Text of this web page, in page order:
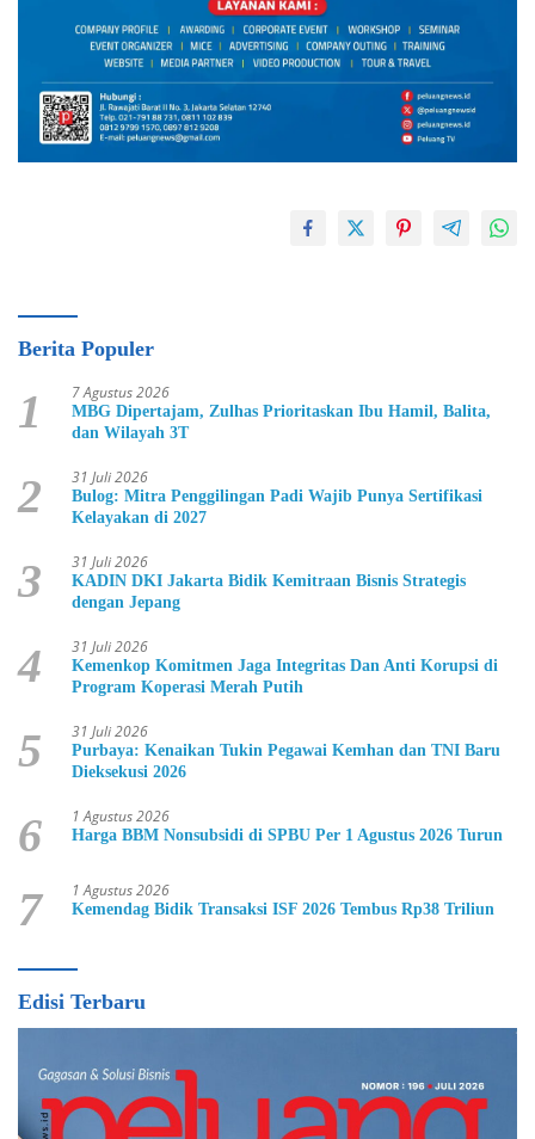
Berita Populer
1 7 Agustus 2026
MBG Dipertajam, Zulhas Prioritaskan Ibu Hamil, Balita,
dan Wilayah 3T
2 31 Juli 2026
Bulog: Mitra Penggilingan Padi Wajib Punya Sertifikasi
Kelayakan di 2027
3 31 Juli 2026
KADIN DKI Jakarta Bidik Kemitraan Bisnis Strategis
dengan Jepang
4 31 Juli 2026
Kemenkop Komitmen Jaga Integritas Dan Anti Korupsi di
Program Koperasi Merah Putih
5 31 Juli 2026
Purbaya: Kenaikan Tukin Pegawai Kemhan dan TNI Baru
Dieksekusi 2026
6 1 Agustus 2026
Harga BBM Nonsubsidi di SPBU Per 1 Agustus 2026 Turun
7 1 Agustus 2026
Kemendag Bidik Transaksi ISF 2026 Tembus Rp38 Triliun
Edisi Terbaru